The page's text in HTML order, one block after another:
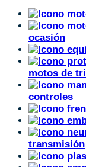
ocasión
motos de
controles
transmisión